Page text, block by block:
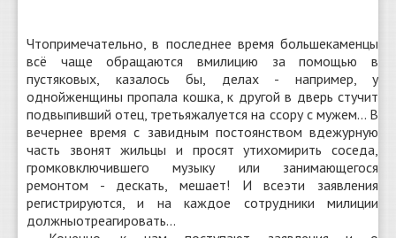
Чтопримечательно, в последнее время большекаменцы
всё чаще обращаются вмилицию за помощью в
пустяковых, казалось бы, делах - например, у
однойженщины пропала кошка, к другой в дверь стучит
подвыпивший отец, третьяжалуется на ссору с мужем... В
вечернее время с завидным постоянством вдежурную
часть звонят жильцы и просят утихомирить соседа,
громковключившего музыку или занимающегося
ремонтом - дескать, мешает! И всеэти заявления
регистрируются, и на каждое сотрудники милиции
должныотреагировать...